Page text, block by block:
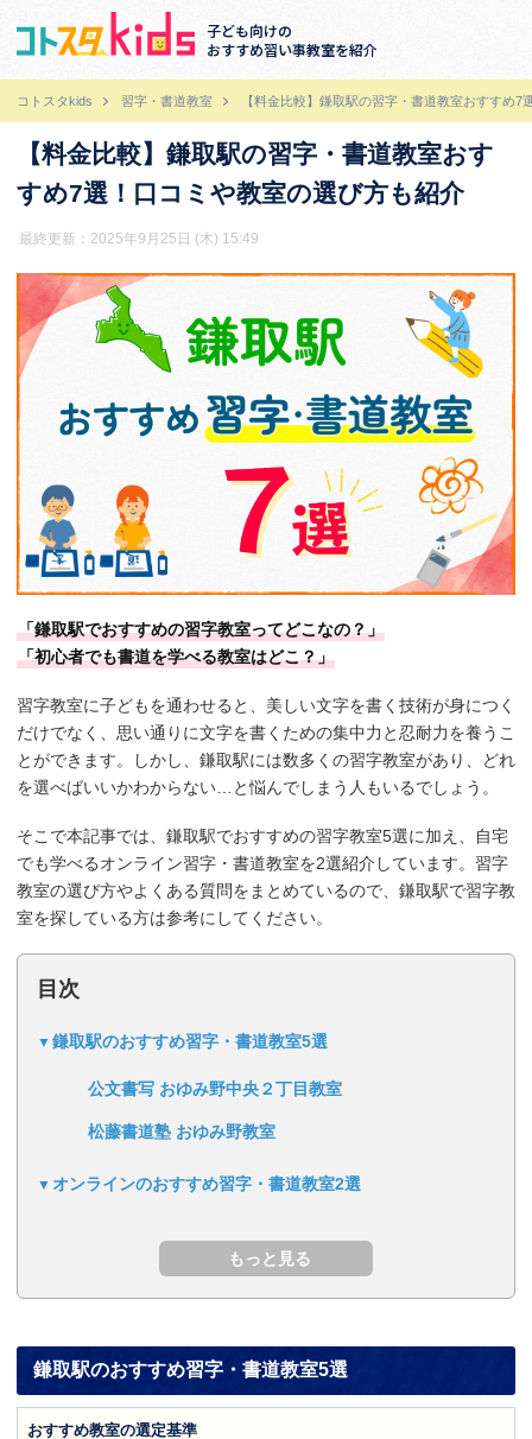
子ども向けの
おすすめ習い事教室を紹介
コトスタkids 習字・書道教室 【料金比較】鎌取駅の習字・書道教室おすすめ7
【料金比較】鎌取駅の習字・書道教室おす
すめ7選！口コミや教室の選び方も紹介
最終更新：2025年9月25日 (木) 15:49
「鎌取駅でおすすめの習字教室ってどこなの？」
「初心者でも書道を学べる教室はどこ？」
習字教室に子どもを通わせると、美しい文字を書く技術が身につく
だけでなく、思い通りに文字を書くための集中力と忍耐力を養うこ
とができます。しかし、鎌取駅には数多くの習字教室があり、どれ
を選べばいいかわからない…と悩んでしまう人もいるでしょう。
そこで本記事では、鎌取駅でおすすめの習字教室5選に加え、自宅
でも学べるオンライン習字・書道教室を2選紹介しています。習字
教室の選び方やよくある質問をまとめているので、鎌取駅で習字教
室を探している方は参考にしてください。
目次
鎌取駅のおすすめ習字・書道教室5選
公文書写 おゆみ野中央２丁目教室
松藤書道塾 おゆみ野教室
オンラインのおすすめ習字・書道教室2選
鎌取駅のおすすめ習字・書道教室5選
おすすめ教室の選定基準